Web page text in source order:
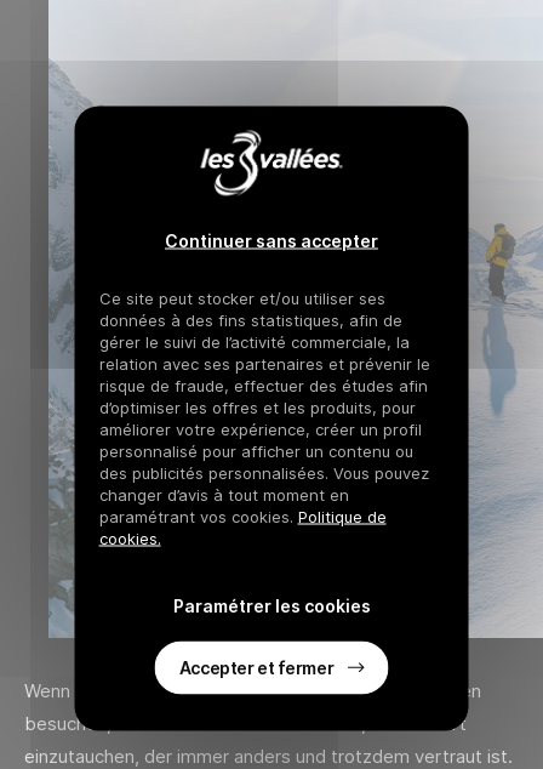
Wenn Sie Les 3 Vallées zu verschiedenen Jahreszeiten
besuchen, werden Sie das Gefühl haben, in einen Ort
einzutauchen, der immer anders und trotzdem vertraut ist.
Continuer sans accepter
Ce site peut stocker et/ou utiliser ses
données à des fins statistiques, afin de
gérer le suivi de l’activité commerciale, la
relation avec ses partenaires et prévenir le
risque de fraude, effectuer des études afin
d’optimiser les offres et les produits, pour
améliorer votre expérience, créer un profil
personnalisé pour afficher un contenu ou
des publicités personnalisées. Vous pouvez
changer d’avis à tout moment en
paramétrant vos cookies. Politique de
cookies.
Paramétrer les cookies
Accepter et fermer